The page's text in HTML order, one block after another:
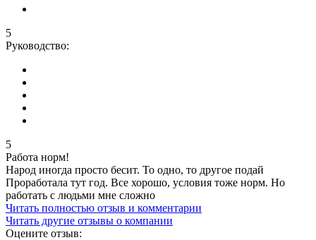
5
Руководство:
5
Работа норм!
Народ иногда просто бесит. То одно, то другое подай
Проработала тут год. Все хорошо, условия тоже норм. Но
работать с людьми мне сложно
Читать полностью отзыв и комментарии
Читать другие отзывы о компании
Оцените отзыв: